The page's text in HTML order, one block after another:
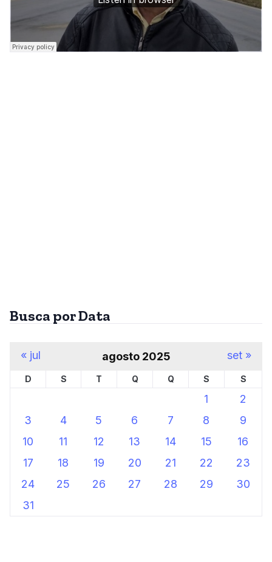
Busca por Data
agosto 2025
D S T Q Q S S
1
2
3
4 5 6 7 8
9
10
11 12 13 14 15
16
17
18 19 20 21 22
23
24
25 26 27 28 29
30
31
« jul set »